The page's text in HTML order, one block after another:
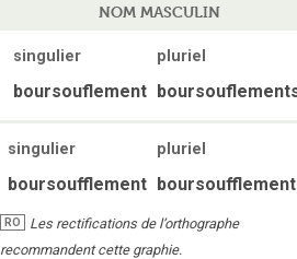
NOM MASCULIN
singulier pluriel
boursouflement
singulier pluriel
boursoufflement
RO
Les rectifications de l’orthographe
recommandent cette graphie.